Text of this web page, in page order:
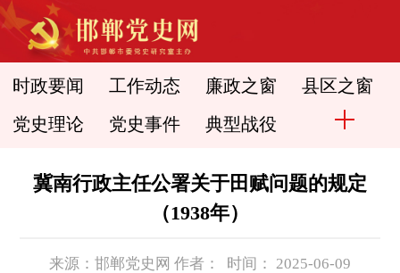
时政要闻 工作动态 廉政之窗 县区之窗
党史理论 党史事件 典型战役
冀南行政主任公署关于田赋问题的规定
（1938年）
来源：邯郸党史网 作者： 时间： 2025-06-09